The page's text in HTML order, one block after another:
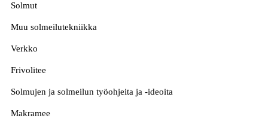
Solmut
Muu solmeilutekniikka
Verkko
Frivolitee
Solmujen ja solmeilun työohjeita ja -ideoita
Makramee